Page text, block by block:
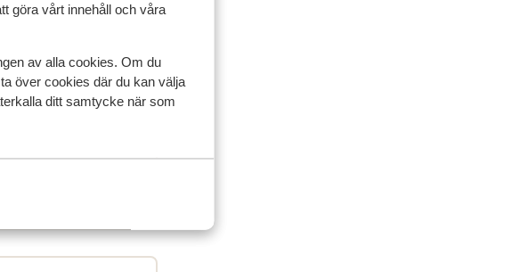
göra vårt innehåll och våra
av alla cookies. Om du
över cookies där du kan välja
ditt samtycke när som